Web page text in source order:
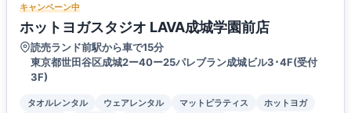
キャンペーン中
ホットヨガスタジオ LAVA成城学園前店
読売ランド前駅から車で15分
東京都世田谷区成城2ー40ー25パレブラン成城ビル3･4F(受付
3F)
タオルレンタル ウェアレンタル マットピラティス
ホットヨガ